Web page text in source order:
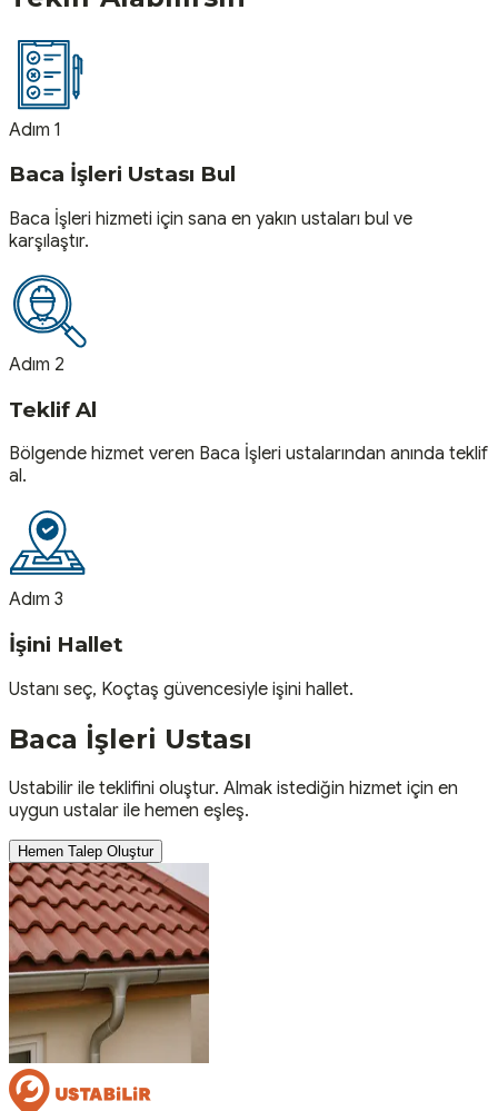
Adım 1
Baca İşleri Ustası Bul
Baca İşleri hizmeti için sana en yakın ustaları bul ve
karşılaştır.
Adım 2
Teklif Al
Bölgende hizmet veren Baca İşleri ustalarından anında teklif
al.
Adım 3
İşini Hallet
Ustanı seç, Koçtaş güvencesiyle işini hallet.
Baca İşleri Ustası
Ustabilir ile teklifini oluştur. Almak istediğin hizmet için en
uygun ustalar ile hemen eşleş.
Hemen Talep Oluştur